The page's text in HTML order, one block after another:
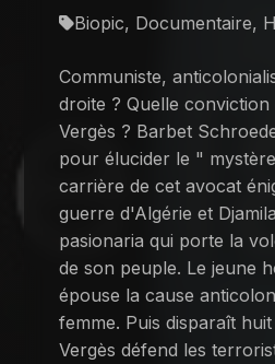
Biopic, Documentaire,
Communiste,
droite ? Quelle conviction
Vergès ? Barbet
pour élucider le "
carrière de cet avocat
guerre d'Algérie et
pasionaria qui porte la
de son peuple. Le jeune
épouse la cause
femme. Puis disparaît
Vergès défend les